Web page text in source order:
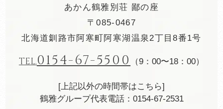
あかん鶴雅別荘 鄙の座
〒085-0467
北海道釧路市阿寒町阿寒湖温泉2丁目8番1号
TEL.0154-67-5500 （9：00〜18：00）
[上記以外の時間帯はこちら]
鶴雅グループ代表電話：0154-67-2531